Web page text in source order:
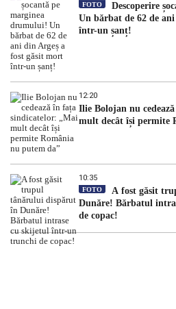
FOTO
Descoperire
Un bărbat de 62 de
într-un șanț!
12:20
Ilie Bolojan nu
mult decât își permite
10:35
FOTO
A fost găsit
Dunăre! Bărbatul
de copac!